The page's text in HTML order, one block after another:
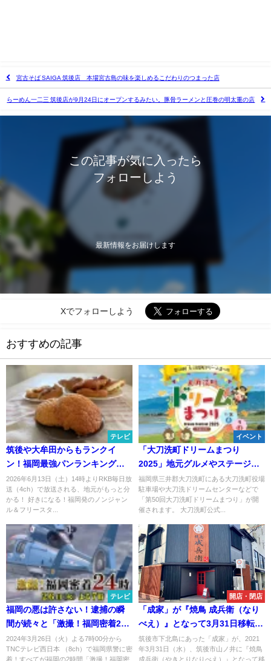
宮古そば SAIGA 筑後店 本場宮古島の味を楽しめるこだわりのつまった店
らーめん一二三 筑後店が9月24日にオープンするみたい。豚骨ラーメンと圧巻の明太重の店
この記事が気に入ったら
フォローしよう
最新情報をお届けします
Xでフォローしよう
おすすめの記事
テレビ
筑後や大牟田からもランクイ
ン！福岡最強パンランキング
TOP20「まじもん」6月13日放送
2026年6月13日（土）14時よりRKB毎日放
送（4ch）で放送される、地元がもっと分
かる！ 好きになる！福岡発のノンジャン
ル＆フリースタ...
イベント
「大刀洗町ドリームまつり
2025」地元グルメやステージイ
ベントや大抽選会など多彩な催
し！ドラえもんショーも
福岡県三井郡大刀洗町にある大刀洗町役場
駐車場や大刀洗ドリームセンターなどで
「第50回大刀洗町ドリームまつり」が開
催されます。 大刀洗町公式...
テレビ
福岡の悪は許さない！逮捕の瞬
間が続々と「激撮！福岡密着24
時」3月26日放送
2024年3月26日（火）よる7時00分から
TNCテレビ西日本 （8ch）で福岡県警に密
着！すべてが福岡の2時間「激撮！福岡密
開店・閉店
「成家」が『焼鳥 成兵衛（なり
べえ）』となって3月31日移転オ
ープン【筑後市】
筑後市下北島にあった「成家」が、2021
年3月31日（水）、筑後市山ノ井に『焼鳥
成兵衛（やきとりなりべえ）』となって移